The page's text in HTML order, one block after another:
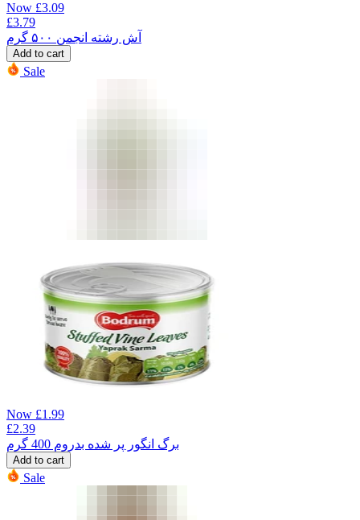
Now £3.09
£3.79
آش رشته انجمن ۵۰۰ گرم
Add to cart
Sale
Now £1.99
£2.39
برگ انگور پر شده بدروم 400 گرم
Add to cart
Sale